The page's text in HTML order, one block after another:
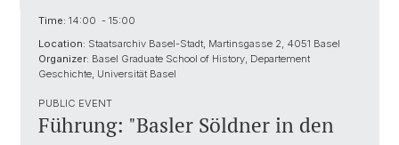
Time: 14:00 - 15:00
Location: Staatsarchiv Basel-Stadt, Martinsgasse 2, 4051 Basel
Organizer: Basel Graduate School of History, Departement
Geschichte, Universität Basel
PUBLIC EVENT
Führung: "Basler Söldner in den